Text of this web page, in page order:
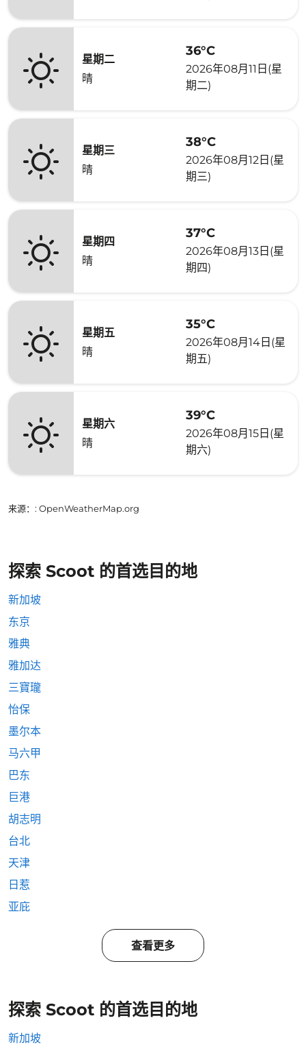
星期二
晴
36°C
2026年08月11日(星
期二)
星期三
晴
38°C
2026年08月12日(星
期三)
星期四
晴
37°C
2026年08月13日(星
期四)
星期五
晴
35°C
2026年08月14日(星
期五)
星期六
晴
39°C
2026年08月15日(星
期六)
来源： : OpenWeatherMap.org
探索 Scoot 的首选目的地
新加坡
东京
雅典
雅加达
三寶瓏
怡保
墨尔本
马六甲
巴东
巨港
胡志明
台北
天津
日惹
亚庇
查看更多
探索 Scoot 的首选目的地
新加坡